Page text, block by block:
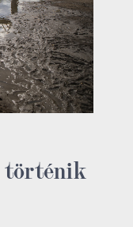
történik